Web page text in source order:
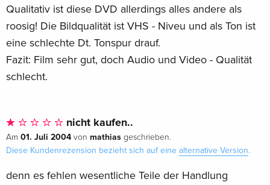
Qualitativ ist diese DVD allerdings alles andere als
roosig! Die Bildqualität ist VHS - Niveu und als Ton ist
eine schlechte Dt. Tonspur drauf.
Fazit: Film sehr gut, doch Audio und Video - Qualität
schlecht.
nicht kaufen..
Am 01. Juli 2004 von mathias geschrieben.
Diese Kundenrezension bezieht sich auf eine alternative Version.
denn es fehlen wesentliche Teile der Handlung